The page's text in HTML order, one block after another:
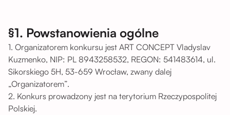
§1. Powstanowienia ogólne
1. Organizatorem konkursu jest ART CONCEPT Vladyslav
Kuzmenko, NIP: PL 8943258532, REGON: 541483614, ul.
Sikorskiego 5H, 53-659 Wrocław, zwany dalej
„Organizatorem”.
2. Konkurs prowadzony jest na terytorium Rzeczypospolitej
Polskiej.